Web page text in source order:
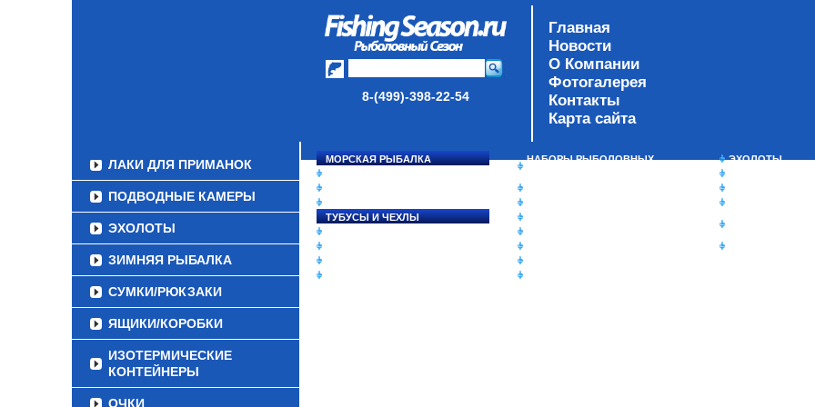
ЛАКИ ДЛЯ ПРИМАНОК
ПОДВОДНЫЕ КАМЕРЫ
ЭХОЛОТЫ
ЗИМНЯЯ РЫБАЛКА
СУМКИ/РЮКЗАКИ
ЯЩИКИ/КОРОБКИ
ИЗОТЕРМИЧЕСКИЕ
КОНТЕЙНЕРЫ
ОЧКИ
8-(499)-398-22-54
Главная
Новости
О Компании
Фотогалерея
Контакты
Карта сайта
МОРСКАЯ РЫБАЛКА
ТУБУСЫ И ЧЕХЛЫ
НАБОРЫ РЫБОЛОВНЫХ
ЭХОЛОТЫ